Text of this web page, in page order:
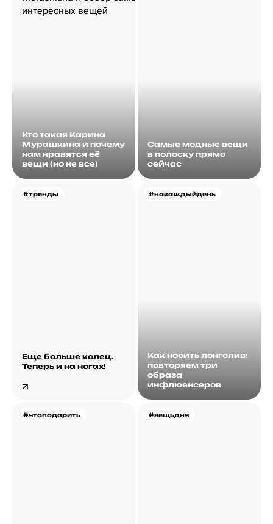
Кто такая Карина
Мурашкина и почему
нам нравятся её
вещи (но не все)
Самые модные вещи
в полоску прямо
сейчас
#тренды
Еще больше колец.
Теперь и на ногах!
#накаждыйдень
Как носить лонгслив:
повторяем три
образа
инфлюенсеров
#чтоподарить #вещьдня